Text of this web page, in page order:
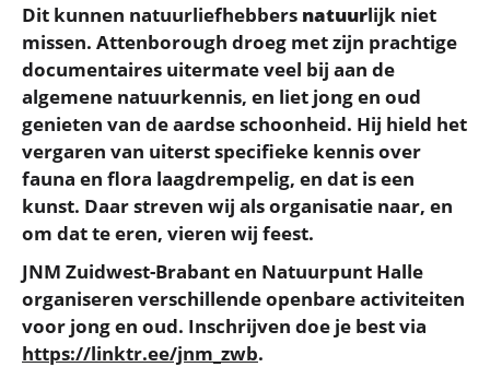
Dit kunnen natuurliefhebbers natuurlijk niet
missen. Attenborough droeg met zijn prachtige
documentaires uitermate veel bij aan de
algemene natuurkennis, en liet jong en oud
genieten van de aardse schoonheid. Hij hield het
vergaren van uiterst specifieke kennis over
fauna en flora laagdrempelig, en dat is een
kunst. Daar streven wij als organisatie naar, en
om dat te eren, vieren wij feest.
JNM Zuidwest-Brabant en Natuurpunt Halle
organiseren verschillende openbare activiteiten
voor jong en oud. Inschrijven doe je best via
https://linktr.ee/jnm_zwb.